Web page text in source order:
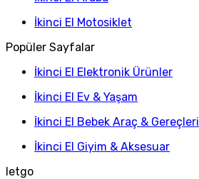
İkinci El Motosiklet
Popüler Sayfalar
İkinci El Elektronik Ürünler
İkinci El Ev & Yaşam
İkinci El Bebek Araç & Gereçleri
İkinci El Giyim & Aksesuar
letgo